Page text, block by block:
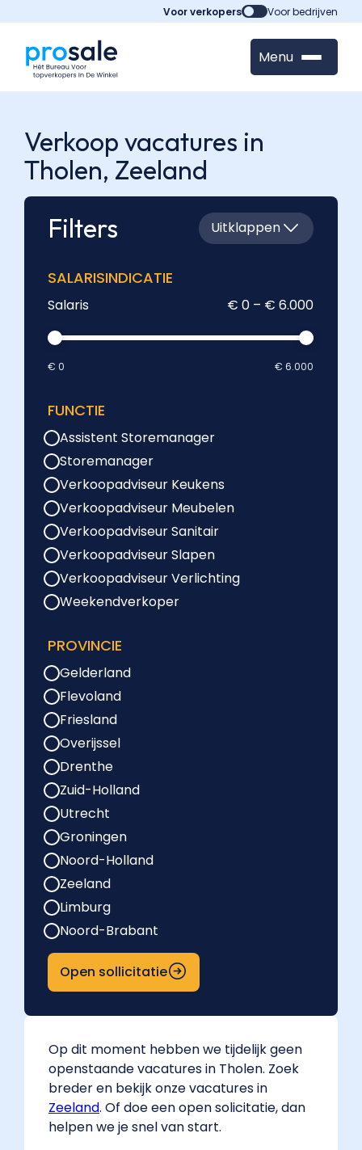
Voor verkopers Voor bedrijven
Menu
Verkoop vacatures in
Tholen, Zeeland
Filters
Uitklappen
SALARISINDICATIE
Salaris € 0 – € 6.000
€ 0 € 6.000
FUNCTIE
Assistent Storemanager
Storemanager
Verkoopadviseur Keukens
Verkoopadviseur Meubelen
Verkoopadviseur Sanitair
Verkoopadviseur Slapen
Verkoopadviseur Verlichting
Weekendverkoper
PROVINCIE
Gelderland
Flevoland
Friesland
Overijssel
Drenthe
Zuid-Holland
Utrecht
Groningen
Noord-Holland
Zeeland
Limburg
Noord-Brabant
Open sollicitatie
Op dit moment hebben we tijdelijk geen
openstaande vacatures in Tholen. Zoek
breder en bekijk onze vacatures in
Zeeland. Of doe een open solicitatie, dan
helpen we je snel van start.